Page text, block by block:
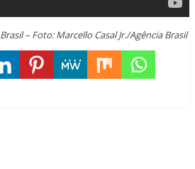
– Foto: Marcello Casal Jr./Agência Brasil